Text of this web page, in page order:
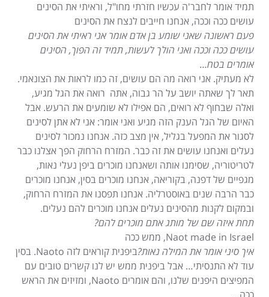
תמיד אומר לחבר'ה עכשיו חזרתי מחו"ל, וראיתי את הסינים
עושים ככה וככה, אנחנו חייבים לנצח את הסינים
פעם ראשונה שאני שומע בן אדם אומר אני ראיתי את הסינים
עושים ככה וככה ואני הולך לעשות, תמיד זה הפוך, הסינים
אומרים בטח…
לא מעתיק. אני רואה מה הם עושים, זה כמו לראות את הצונאמי.
תאר לך שאתה יושב על הר גבוה, אתה רואה את הגל מגיע,
ואלה שבחוף לא רואים, הם אפילו לא שומעים את הרעש. אבל
האיום של הגל הענק הזה מגיע ואני אומר: אני לא אתן לסינים
לסגור את המפעל בגליל, אין מצב כזה. אנחנו נמכור לסינים
נעלים ואנחנו עושים את זה כבר. המזרח הרחוק הפך אצלנו כבר
לטריטוריה, שסימנו אותה ושאנחנו מוכרים ביפן נעלי נאות,
מגפיים של דפנה, בקוריאה, אנחנו מוכרים בסין, אנחנו מוכרים
כבר הרבה שנים באוסטרליה. אנחנו תפסנו את המזרח הרחוק,
ובמקום לקנות מהסינים נעלים אנחנו מוכרים להם נעלים.
תחת איזה שם של מותג אתם מוכרים להם?
Naot made in Israel, ממש ככה
איך סיני אומר את המילה נאות?
ביפנית קוראים לזה Naoto. בסין
עוד לא התנסיתי… אבל ביפנית ממש יש לנו קשרים טובים עם
המפיצים היפנים שלנו, והם אומרים Naoto, ומזיזים את הראש